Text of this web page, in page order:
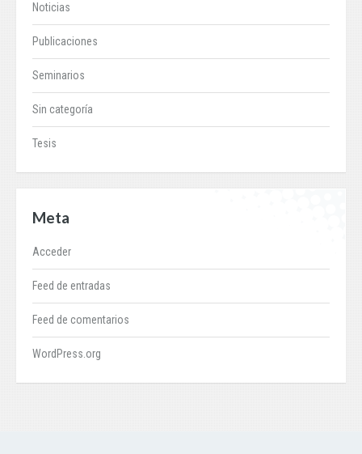
Noticias
Publicaciones
Seminarios
Sin categoría
Tesis
Meta
Acceder
Feed de entradas
Feed de comentarios
WordPress.org